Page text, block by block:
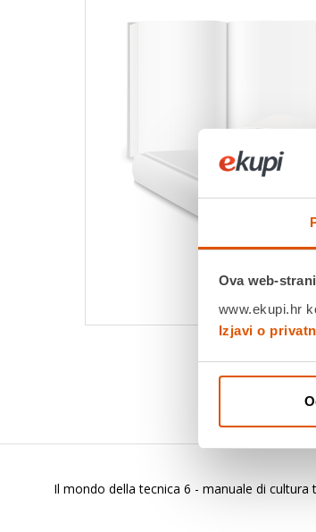
Ova web-
www.ekupi.hr
Izjavi o
Il mondo della tecnica 6 - manuale di cultura